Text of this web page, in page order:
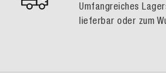
Umfangreiches
lieferbar oder zum